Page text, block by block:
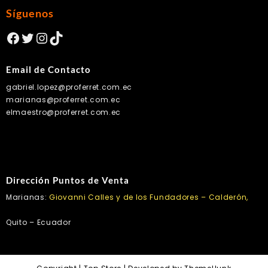
Síguenos
Facebook
Twitter
Instagram
TikTok
Email de Contacto
gabriel.lopez@proferret.com.ec
marianas@proferret.com.ec
elmaestro@proferret.com.ec
Dirección Puntos de Venta
Marianas: Giovanni Calles y de los Fundadores – Calderón,
Quito – Ecuador